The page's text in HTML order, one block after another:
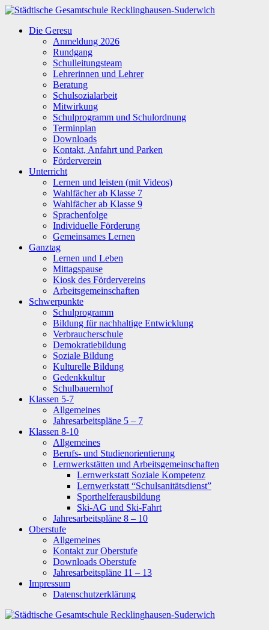
Zum
springen
Städtische
Gesamtschule
Recklinghausen-
Suderwich
Die Geresu
Anmeldung 2026
Rundgang
Schulleitungsteam
Lehrerinnen und Lehrer
Beratung
Schulsozialarbeit
Mitwirkung
Schulprogramm und Schulordnung
Terminplan
Downloads
Kontakt, Anfahrt und Parken
Förderverein
Unterricht
Lernen und leisten (mit Videos)
Wahlfächer ab Klasse 7
Wahlfächer ab Klasse 9
Sprachenfolge
Individuelle Förderung
Gemeinsames Lernen
Ganztag
Lernen und Leben
Mittagspause
Kiosk des Fördervereins
Arbeitsgemeinschaften
Schwerpunkte
Schulprogramm
Bildung für nachhaltige Entwicklung
Verbraucherschule
Demokratiebildung
Soziale Bildung
Kulturelle Bildung
Gedenkkultur
Schulbauernhof
Klassen 5-7
Allgemeines
Jahresarbeitspläne 5 – 7
Klassen 8-10
Allgemeines
Berufs- und Studienorientierung
Lernwerkstätten und Arbeitsgemeinschaften
Lernwerkstatt Soziale Kompetenz
Lernwerkstatt “Schulsanitätsdienst”
Sporthelferausbildung
Ski-AG und Ski-Fahrt
Jahresarbeitspläne 8 – 10
Oberstufe
Allgemeines
Kontakt zur Oberstufe
Downloads Oberstufe
Jahresarbeitspläne 11 – 13
Impressum
Datenschutzerklärung